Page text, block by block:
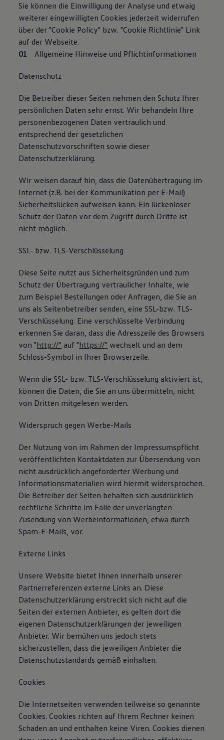
Sie können die Einwilligung der Analyse und etwaig
weiterer eingewilligten Cookies jederzeit widerrufen
über der "Cookie Policy" bzw. "Cookie Richtlinie" Link
auf der Webseite.
Allgemeine Hinweise und Pflichtinformationen
Datenschutz
Die Betreiber dieser Seiten nehmen den Schutz Ihrer
persönlichen Daten sehr ernst. Wir behandeln Ihre
personenbezogenen Daten vertraulich und
entsprechend der gesetzlichen
Datenschutzvorschriften sowie dieser
Datenschutzerklärung.
Wir weisen darauf hin, dass die Datenübertragung im
Internet (z.B. bei der Kommunikation per E-Mail)
Sicherheitslücken aufweisen kann. Ein lückenloser
Schutz der Daten vor dem Zugriff durch Dritte ist
nicht möglich.
SSL- bzw. TLS-Verschlüsselung
Diese Seite nutzt aus Sicherheitsgründen und zum
Schutz der Übertragung vertraulicher Inhalte, wie
zum Beispiel Bestellungen oder Anfragen, die Sie an
uns als Seitenbetreiber senden, eine SSL-bzw. TLS-
Verschlüsselung. Eine verschlüsselte Verbindung
erkennen Sie daran, dass die Adresszeile des Browsers
von "http://" auf "https://" wechselt und an dem
Schloss-Symbol in Ihrer Browserzeile.
Wenn die SSL- bzw. TLS-Verschlüsselung aktiviert ist,
können die Daten, die Sie an uns übermitteln, nicht
von Dritten mitgelesen werden.
Widerspruch gegen Werbe-Mails
Der Nutzung von im Rahmen der Impressumspflicht
veröffentlichten Kontaktdaten zur Übersendung von
nicht ausdrücklich angeforderter Werbung und
Informationsmaterialien wird hiermit widersprochen.
Die Betreiber der Seiten behalten sich ausdrücklich
rechtliche Schritte im Falle der unverlangten
Zusendung von Werbeinformationen, etwa durch
Spam-E-Mails, vor.
Externe Links
Unsere Website bietet Ihnen innerhalb unserer
Partnerreferenzen externe Links an. Diese
Datenschutzerklärung erstreckt sich nicht auf die
Seiten der externen Anbieter, es gelten dort die
eigenen Datenschutzerklärungen der jeweiligen
Anbieter. Wir bemühen uns jedoch stets
sicherzustellen, dass die jeweiligen Anbieter die
Datenschutzstandards gemäß einhalten.
Cookies
Die Internetseiten verwenden teilweise so genannte
Cookies. Cookies richten auf Ihrem Rechner keinen
Schaden an und enthalten keine Viren. Cookies dienen